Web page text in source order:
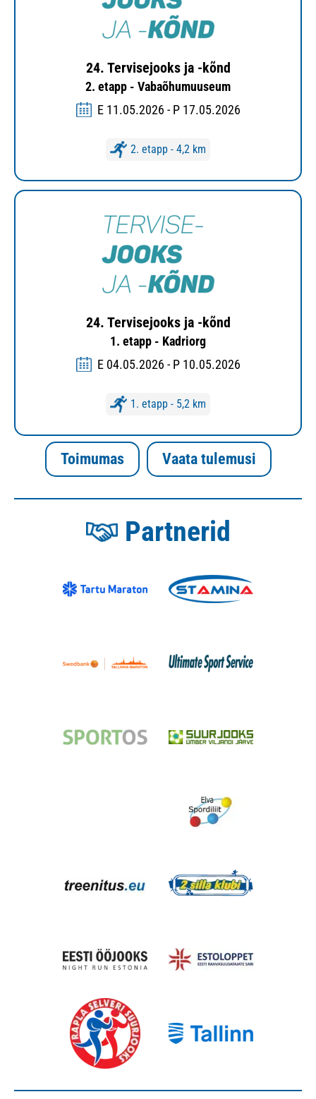
24. Tervisejooks ja -kõnd
2. etapp - Vabaõhumuuseum
E 11.05.2026 - P 17.05.2026
2. etapp - 4,2 km
24. Tervisejooks ja -kõnd
1. etapp - Kadriorg
E 04.05.2026 - P 10.05.2026
1. etapp - 5,2 km
Toimumas Vaata tulemusi
Partnerid